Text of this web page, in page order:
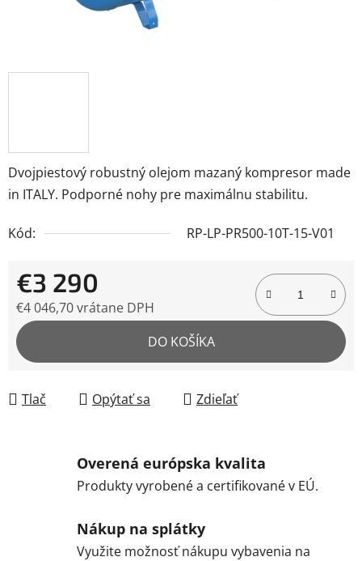
Dvojpiestový robustný olejom mazaný kompresor made
in ITALY. Podporné nohy pre maximálnu stabilitu.
Kód: RP-LP-PR500-10T-15-V01
€3 290
€4 046,70 vrátane DPH
Jednotková cena:
DO KOŠÍKA
Tlač Opýtať sa Zdieľať
Overená európska kvalita
Produkty vyrobené a certifikované v EÚ.
Nákup na splátky
Využite možnosť nákupu vybavenia na